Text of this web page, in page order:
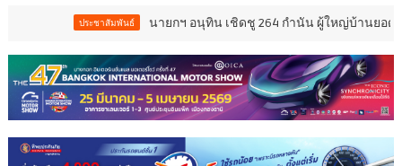
ประชาสัมพันธ์ นายกฯ อนุทิน เชิดชู 264 กำนัน ผู้ใหญ่บ้านยอดเยี่ยม ม